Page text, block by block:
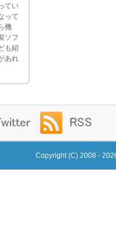
てい
って
機
ソフ
も紹
あれ
Copyright (C) 2008 -